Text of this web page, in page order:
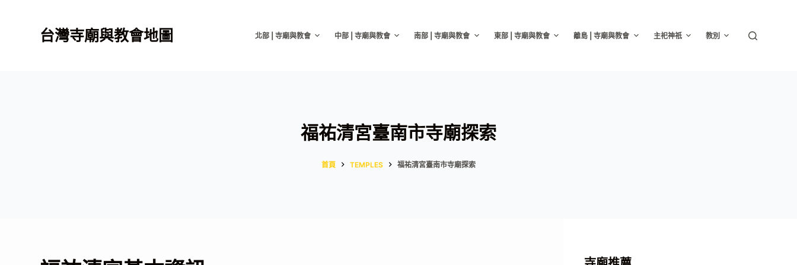
台灣寺廟與教會地圖 北部 | 寺廟與教會 中部 | 寺廟與教會 南部 | 寺廟與教會 東部 | 寺廟與教會 離島 | 寺廟與教會 主祀神祇 教別
福祐清宮臺南市寺廟探索
首頁 TEMPLES 福祐清宮臺南市寺廟探索